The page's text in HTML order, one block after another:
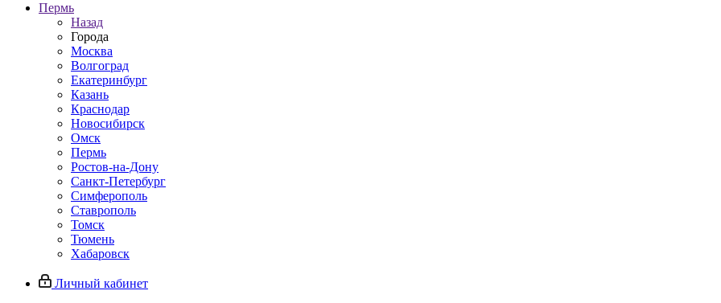
Пермь
Назад
Города
Москва
Волгоград
Екатеринбург
Казань
Краснодар
Новосибирск
Омск
Пермь
Ростов-на-Дону
Санкт-Петербург
Симферополь
Ставрополь
Томск
Тюмень
Хабаровск
Личный кабинет